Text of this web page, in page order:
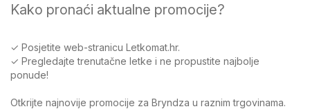
Kako pronaći aktualne promocije?
✓ Posjetite web-stranicu Letkomat.hr.
✓ Pregledajte trenutačne letke i ne propustite najbolje
ponude!
Otkrijte najnovije promocije za Bryndza u raznim trgovinama.